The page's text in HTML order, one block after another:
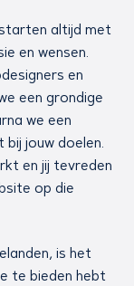
altijd met
en wensen.
en
een grondige
we een
jouw doelen.
en jij tevreden
op die
is het
te bieden hebt